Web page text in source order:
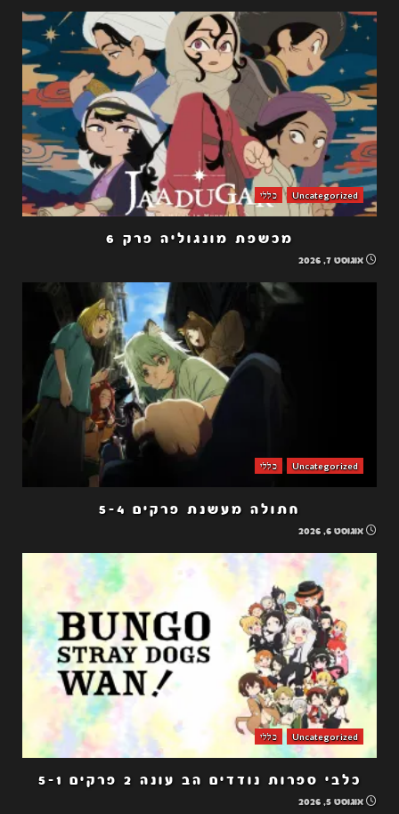
Uncategorized כללי
מכשפת מונגוליה פרק 6
אוגוסט 7, 2026
Uncategorized כללי
חתולה מעשנת פרקים 5-4
אוגוסט 6, 2026
Uncategorized כללי
כלבי ספרות נודדים הב עונה 2 פרקים 5-1
אוגוסט 5, 2026